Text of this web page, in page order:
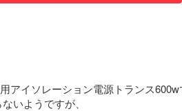
アイソレーション電源トランス
いようですが、